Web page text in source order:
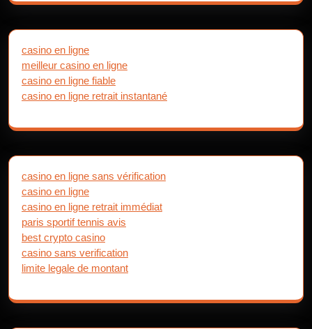
casino en ligne
meilleur casino en ligne
casino en ligne fiable
casino en ligne retrait instantané
casino en ligne sans vérification
casino en ligne
casino en ligne retrait immédiat
paris sportif tennis avis
best crypto casino
casino sans verification
limite legale de montant